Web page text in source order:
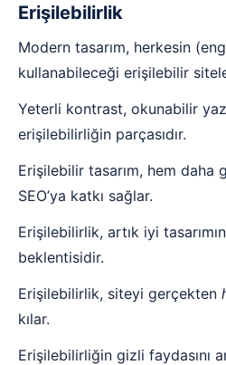
Erişilebilirlik
Modern tasarım, herkesin
kullanabileceği erişilebilir
Yeterli kontrast, okunabilir
erişilebilirliğin parçasıdır.
Erişilebilir tasarım, hem daha
SEO’ya katkı sağlar.
Erişilebilirlik, artık iyi
beklentisidir.
Erişilebilirlik, siteyi gerçekten
kılar.
Erişilebilirliğin gizli faydasını